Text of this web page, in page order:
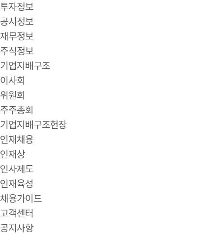
투자정보
공시정보
재무정보
주식정보
기업지배구조
이사회
위원회
주주총회
기업지배구조헌장
인재채용
인재상
인사제도
인재육성
채용가이드
고객센터
공지사항